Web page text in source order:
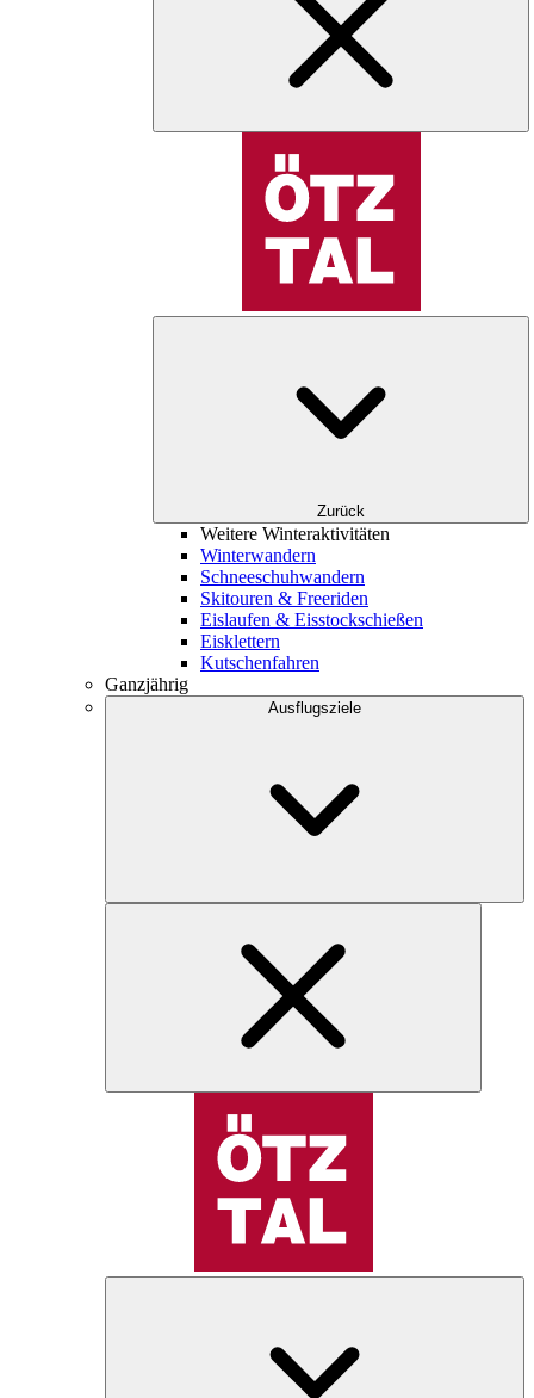
Zurück
Weitere Winteraktivitäten
Winterwandern
Schneeschuhwandern
Skitouren & Freeriden
Eislaufen & Eisstockschießen
Eisklettern
Kutschenfahren
Ganzjährig
Ausflugsziele